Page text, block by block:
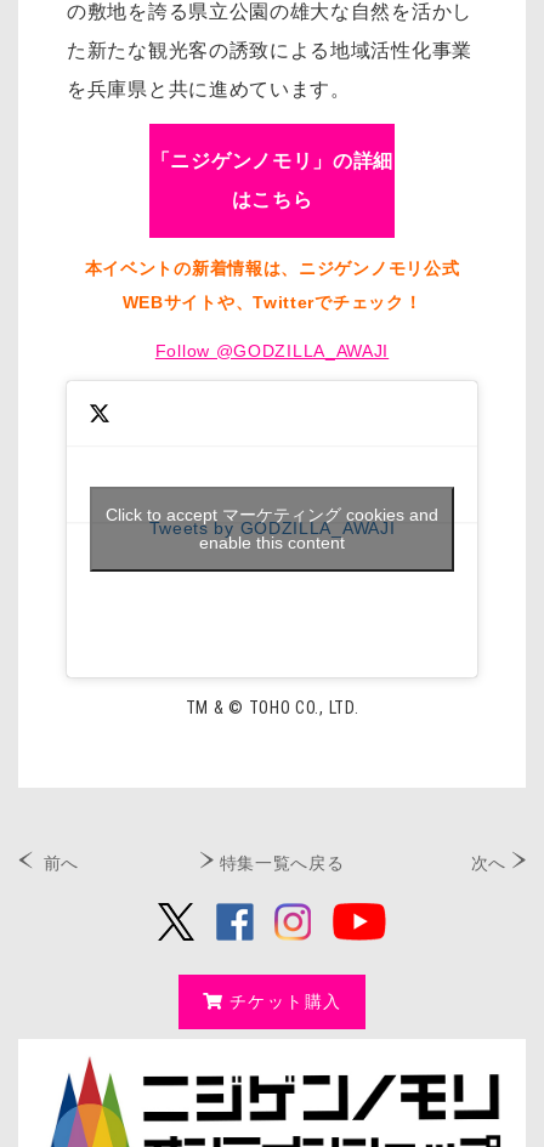
の敷地を誇る県立公園の雄大な自然を活かし
た新たな観光客の誘致による地域活性化事業
を兵庫県と共に進めています。
「ニジゲンノモリ」の詳細
はこちら
本イベントの新着情報は、ニジゲンノモリ公式
WEBサイトや、Twitterでチェック！
Follow @GODZILLA_AWAJI
Tweets by GODZILLA_AWAJI
Click to accept マーケティング cookies and
enable this content
TM & © TOHO CO., LTD.
前へ 特集一覧へ戻る 次へ
チケット購入